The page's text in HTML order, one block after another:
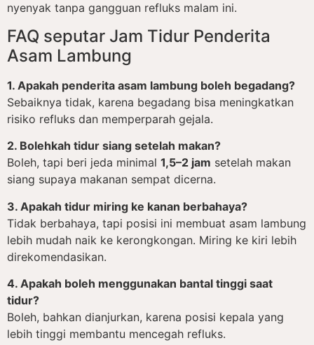
nyenyak tanpa gangguan refluks malam ini.
FAQ seputar Jam Tidur Penderita
Asam Lambung
1. Apakah penderita asam lambung boleh begadang?
Sebaiknya tidak, karena begadang bisa meningkatkan
risiko refluks dan memperparah gejala.
2. Bolehkah tidur siang setelah makan?
Boleh, tapi beri jeda minimal 1,5–2 jam setelah makan
siang supaya makanan sempat dicerna.
3. Apakah tidur miring ke kanan berbahaya?
Tidak berbahaya, tapi posisi ini membuat asam lambung
lebih mudah naik ke kerongkongan. Miring ke kiri lebih
direkomendasikan.
4. Apakah boleh menggunakan bantal tinggi saat
tidur?
Boleh, bahkan dianjurkan, karena posisi kepala yang
lebih tinggi membantu mencegah refluks.